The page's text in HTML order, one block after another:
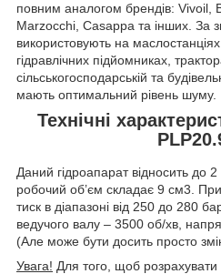
повним аналогом брендів: Vivoil,
Marzocchi, Casappa та інших. За
використовують на маслостанціях
гідравлічних підйомниках,
сільськогосподарській та
мають оптимальний рівень шуму.
Технічні
Даний гідроапарат відносить до 2
робочий об’єм складає 9 см3 .
тиск в діапазоні від 250 до 280
ведучого валу – 3500 об/хв,
(Але може бути досить просто
Увага! Для того, щоб розрахувати